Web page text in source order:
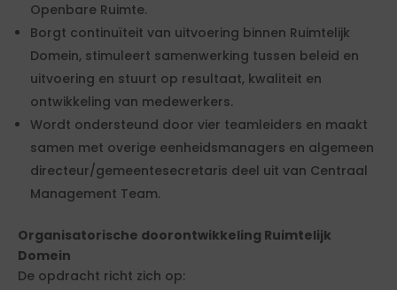
Openbare Ruimte.
Borgt continuïteit van uitvoering binnen Ruimtelijk
Domein, stimuleert samenwerking tussen beleid en
uitvoering en stuurt op resultaat, kwaliteit en
ontwikkeling van medewerkers.
Wordt ondersteund door vier teamleiders en maakt
samen met overige eenheidsmanagers en algemeen
directeur/gemeentesecretaris deel uit van Centraal
Management Team.
Organisatorische doorontwikkeling Ruimtelijk
Domein
De opdracht richt zich op: